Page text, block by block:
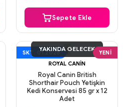
Sepete Ekle
SKT: 01.2028
YAKINDA GELECEK YENI
ROYAL CANIN
Royal Canin British
Shorthair Pouch Yetişkin
Kedi Konservesi 85 gr x 12
Adet
Aynı Gün Kargo